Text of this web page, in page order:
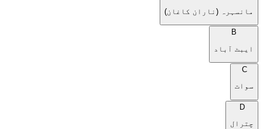
مانسہرہ (ناران کاغان)
B
ایبٹ آباد
C
سوات
D
چترال